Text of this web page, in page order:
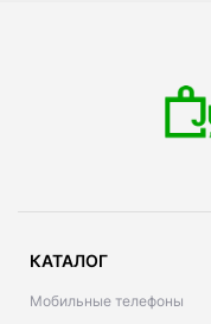
КАТАЛОГ
Мобильные телефоны